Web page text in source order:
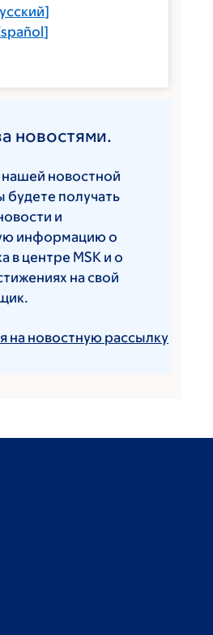
]
]
новостями.
новостной
будете получать
и
информацию о
в центре MSK и о
на свой
на новостную рассылку